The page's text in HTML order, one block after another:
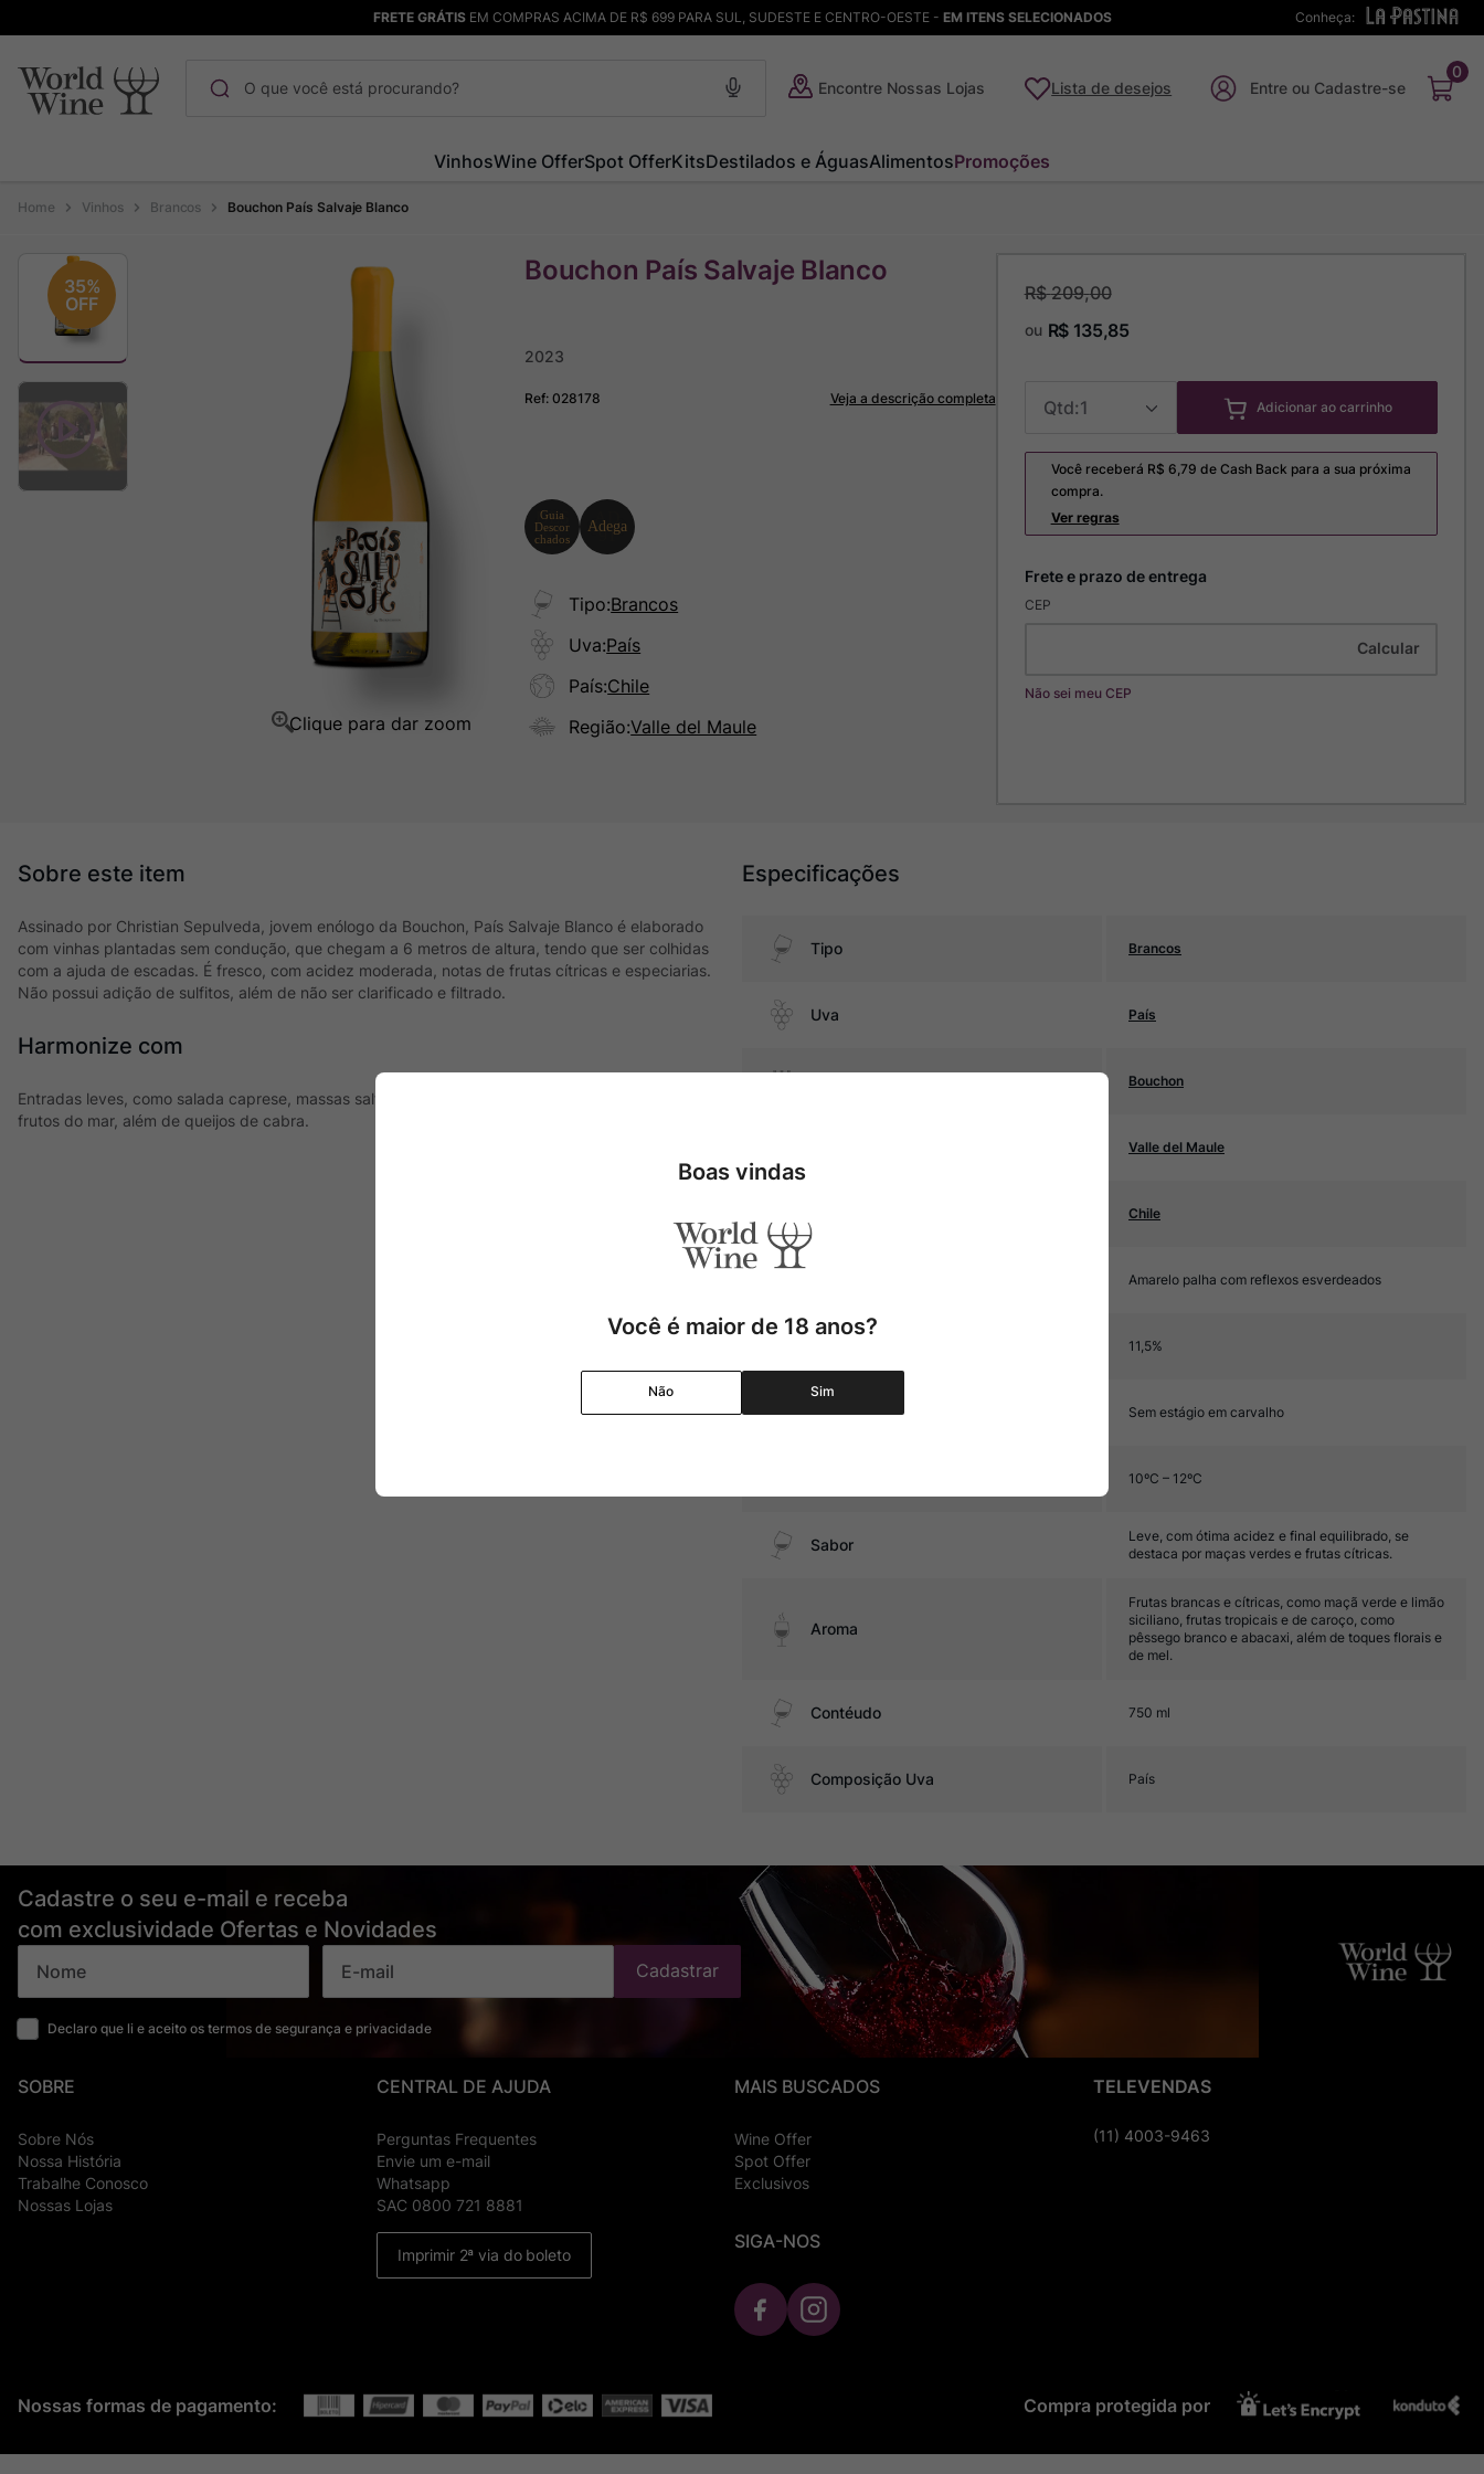
Conheça:
FRETE GRÁTISEM COMPRAS ACIMA DE R$ 699 PARA SUL, SUDESTE E CENTRO-OESTE - EM ITENS SELECIONADOS
Encontre Nossas Lojas Lista de desejos
0
VinhosWine OfferSpot OfferKitsDestilados e ÁguasAlimentosPromoções
Vinhos Brancos Bouchon País Salvaje Blanco
35%
OFF
Bouchon País Salvaje Blanco
2023
Ref:028178 Veja a descrição completa
Tipo:Brancos
Uva:País
País:Chile
Região:Valle del Maule
R$ 209,00
ou R$ 135,85
1 Adicionar ao carrinho
Você receberá R$ 6,79 de Cash Back para a sua próxima
compra.
Ver regras
CEP
Não sei meu CEP
Assinado por Christian Sepulveda, jovem enólogo da Bouchon, País Salvaje Blanco é elaborado
com vinhas plantadas sem condução, que chegam a 6 metros de altura, tendo que ser colhidas
com a ajuda de escadas. É fresco, com acidez moderada, notas de frutas cítricas e especiarias.
Não possui adição de sulfitos, além de não ser clarificado e filtrado.
Harmonize com
Entradas leves, como salada caprese, massas salteadas em manteiga com ervas, pescados e
frutos do mar, além de queijos de cabra.
Especificações
Tipo Brancos
Uva País
Bouchon
Valle del Maule
Chile
Amarelo palha com reflexos esverdeados
11,5%
Amadurecimento Sem estágio em carvalho
10ºC – 12ºC
Sabor
Leve, com ótima acidez e final equilibrado, se
destaca por maças verdes e frutas cítricas.
Aroma
Frutas brancas e cítricas, como maçã verde e limão
siciliano, frutas tropicais e de caroço, como
pêssego branco e abacaxi, além de toques florais e
de mel.
Contéudo 750 ml
Composição Uva País
Cadastre o seu e-mail e receba
com exclusividade Ofertas e Novidades
Declaro que li e aceito os termos de segurança e privacidade
Cadastrar
SOBRE
Sobre Nós
Nossa História
Trabalhe Conosco
Nossas Lojas
CENTRAL DE AJUDA
Perguntas Frequentes
Envie um e-mail
Whatsapp
SAC 0800 721 8881
Imprimir 2ª via do boleto
MAIS BUSCADOS
Wine Offer
Spot Offer
Exclusivos
SIGA-NOS
TELEVENDAS
(11) 4003-9463
Nossas formas de pagamento: Compra protegida por
1º Maçanita
3º
4º
6º Garzon
7 Pacalet
8 Rocim
9º Ver Sacrum
Boas vindas
Você é maior de 18 anos?
Não Sim